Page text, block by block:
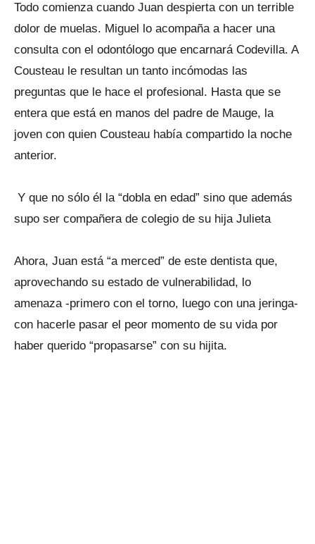
Todo comienza cuando Juan despierta con un terrible
dolor de muelas. Miguel lo acompaña a hacer una
consulta con el odontólogo que encarnará Codevilla. A
Cousteau le resultan un tanto incómodas las
preguntas que le hace el profesional. Hasta que se
entera que está en manos del padre de Mauge, la
joven con quien Cousteau había compartido la noche
anterior.
Y que no sólo él la “dobla en edad” sino que además
supo ser compañera de colegio de su hija Julieta
Ahora, Juan está “a merced” de este dentista que,
aprovechando su estado de vulnerabilidad, lo
amenaza -primero con el torno, luego con una jeringa-
con hacerle pasar el peor momento de su vida por
haber querido “propasarse” con su hijita.